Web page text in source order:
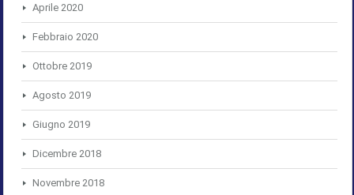
Aprile 2020
Febbraio 2020
Ottobre 2019
Agosto 2019
Giugno 2019
Dicembre 2018
Novembre 2018